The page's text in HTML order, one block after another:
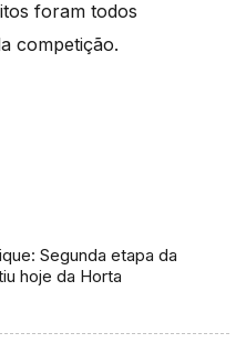
foram todos
competição.
Segunda etapa da
hoje da Horta